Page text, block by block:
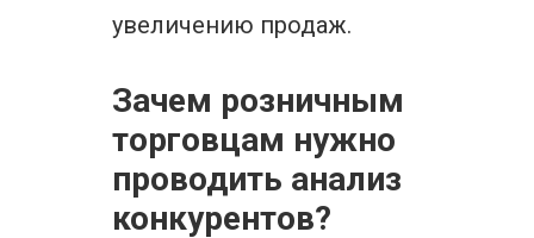
увеличению продаж.
Зачем розничным
торговцам нужно
проводить анализ
конкурентов?